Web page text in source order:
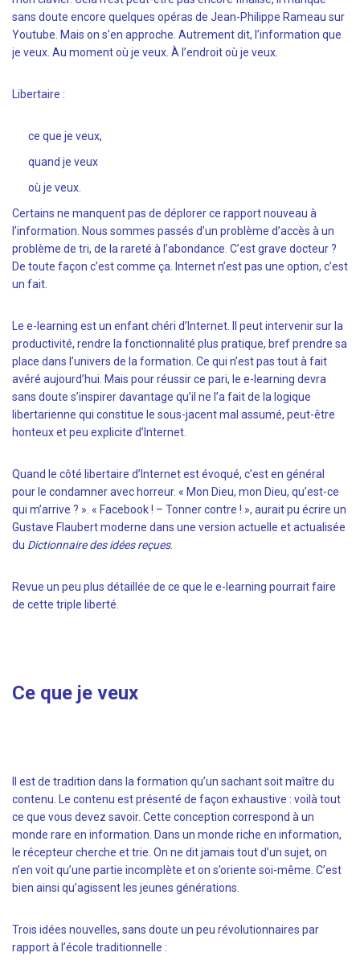
sans doute encore quelques opéras de Jean-Philippe Rameau sur
Youtube. Mais on s’en approche. Autrement dit, l’information que
je veux. Au moment où je veux. À l’endroit où je veux.
Libertaire :
ce que je veux,
quand je veux
où je veux.
Certains ne manquent pas de déplorer ce rapport nouveau à
l’information. Nous sommes passés d’un problème d’accès à un
problème de tri, de la rareté à l’abondance. C’est grave docteur ?
De toute façon c’est comme ça. Internet n’est pas une option, c’est
un fait.
Le e-learning est un enfant chéri d’Internet. Il peut intervenir sur la
productivité, rendre la fonctionnalité plus pratique, bref prendre sa
place dans l’univers de la formation. Ce qui n’est pas tout à fait
avéré aujourd’hui. Mais pour réussir ce pari, le e-learning devra
sans doute s’inspirer davantage qu’il ne l’a fait de la logique
libertarienne qui constitue le sous-jacent mal assumé, peut-être
honteux et peu explicite d’Internet.
Quand le côté libertaire d’Internet est évoqué, c’est en général
pour le condamner avec horreur. « Mon Dieu, mon Dieu, qu’est-ce
qui m’arrive ? ». « Facebook ! – Tonner contre ! », aurait pu écrire un
Gustave Flaubert moderne dans une version actuelle et actualisée
du Dictionnaire des idées reçues.
Revue un peu plus détaillée de ce que le e-learning pourrait faire
de cette triple liberté.
Ce que je veux
Il est de tradition dans la formation qu’un sachant soit maître du
contenu. Le contenu est présenté de façon exhaustive : voilà tout
ce que vous devez savoir. Cette conception correspond à un
monde rare en information. Dans un monde riche en information,
le récepteur cherche et trie. On ne dit jamais tout d’un sujet, on
n’en voit qu’une partie incomplète et on s’oriente soi-même. C’est
bien ainsi qu’agissent les jeunes générations.
Trois idées nouvelles, sans doute un peu révolutionnaires par
rapport à l’école traditionnelle :